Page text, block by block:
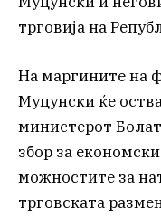
трговија на
На маргините на
Муцунски ќе
министерот
збор за
можностите за
трговската